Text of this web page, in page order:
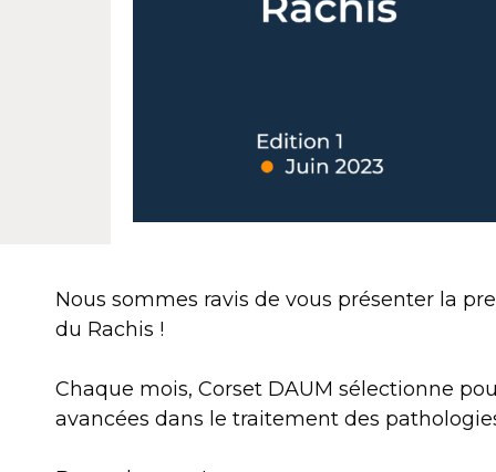
Nous sommes ravis de vous présenter la
du Rachis !
Chaque mois, Corset DAUM sélectionne
avancées dans le traitement des